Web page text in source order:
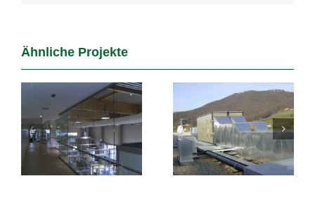
Ähnliche Projekte
LBS Bad
Gleichenberg
Gössendorf